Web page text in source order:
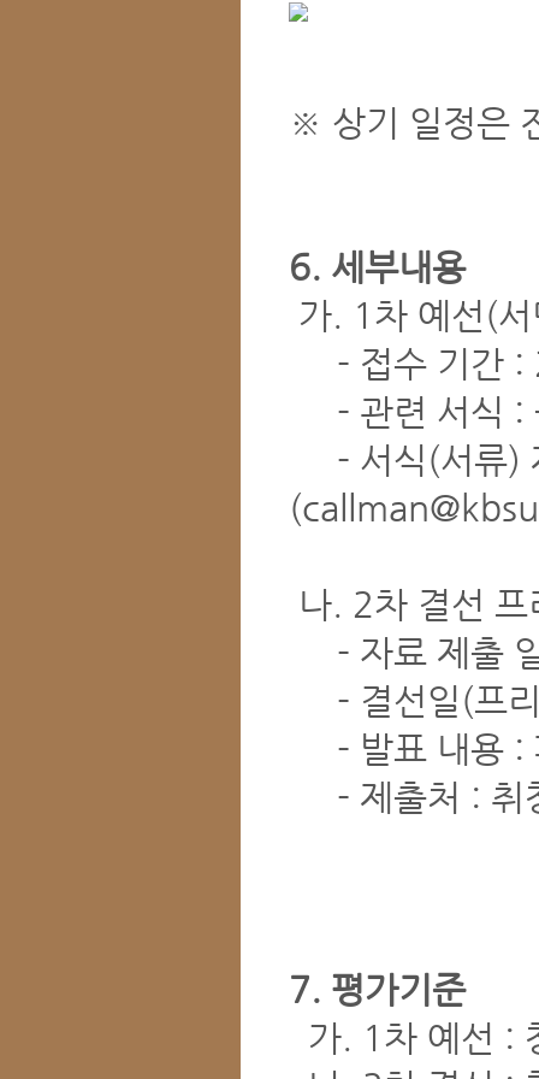
※ 상기 일정은
6. 세부내용
가. 1차 예선(
- 접수 기간 :
- 관련 서식 :
- 서식(서류)
나. 2차 결선
- 자료 제출
- 결선일(프리
- 발표 내용 :
- 제출처 : 취
7. 평가기준
가. 1차 예선 :